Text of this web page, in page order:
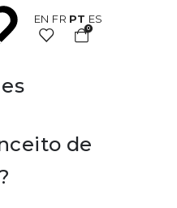
EN FR PT ES
0
de